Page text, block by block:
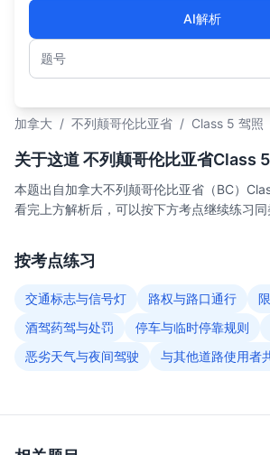
AI解析
题号
加拿大 / 不列颠哥伦比亚省 / Class 5 驾照
关于这道 不列颠哥伦比亚省Class
本题出自加拿大不列颠哥伦比亚省（BC）
看完上方解析后，可以按下方考点继续练习同
按考点练习
交通标志与信号灯 路权与路口通行
酒驾药驾与处罚
停车与临时停靠规则
恶劣天气与夜间驾驶
与其他道路使用者